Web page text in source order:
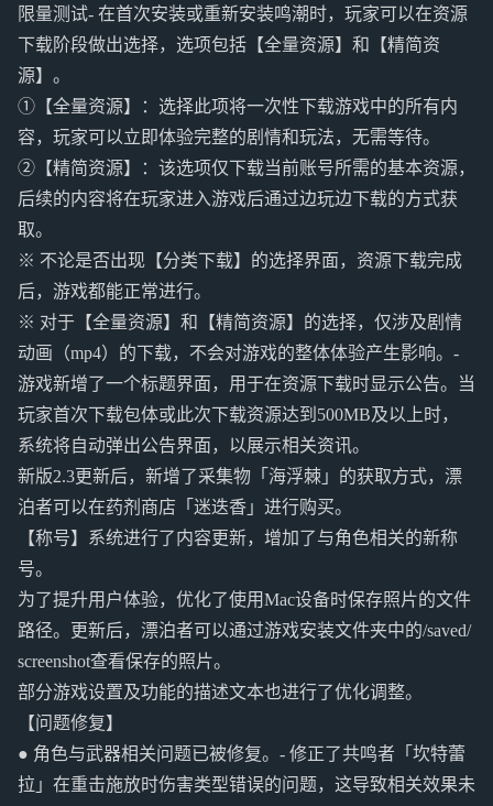
限量测试- 在首次安装或重新安装鸣潮时，玩家可以在资源
下载阶段做出选择，选项包括【全量资源】和【精简资
源】。
①【全量资源】：选择此项将一次性下载游戏中的所有内
容，玩家可以立即体验完整的剧情和玩法，无需等待。
②【精简资源】：该选项仅下载当前账号所需的基本资源，
后续的内容将在玩家进入游戏后通过边玩边下载的方式获
取。
※ 不论是否出现【分类下载】的选择界面，资源下载完成
后，游戏都能正常进行。
※ 对于【全量资源】和【精简资源】的选择，仅涉及剧情
动画（mp4）的下载，不会对游戏的整体体验产生影响。-
游戏新增了一个标题界面，用于在资源下载时显示公告。当
玩家首次下载包体或此次下载资源达到500MB及以上时，
系统将自动弹出公告界面，以展示相关资讯。
新版2.3更新后，新增了采集物「海浮棘」的获取方式，漂
泊者可以在药剂商店「迷迭香」进行购买。
【称号】系统进行了内容更新，增加了与角色相关的新称
号。
为了提升用户体验，优化了使用Mac设备时保存照片的文件
路径。更新后，漂泊者可以通过游戏安装文件夹中的/saved/
screenshot查看保存的照片。
部分游戏设置及功能的描述文本也进行了优化调整。
【问题修复】
● 角色与武器相关问题已被修复。- 修正了共鸣者「坎特蕾
拉」在重击施放时伤害类型错误的问题，这导致相关效果未